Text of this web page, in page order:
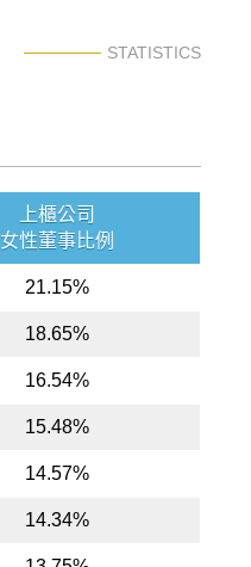
STATISTICS
上櫃公司
女性董事比例
21.15%
18.65%
16.54%
15.48%
14.57%
14.34%